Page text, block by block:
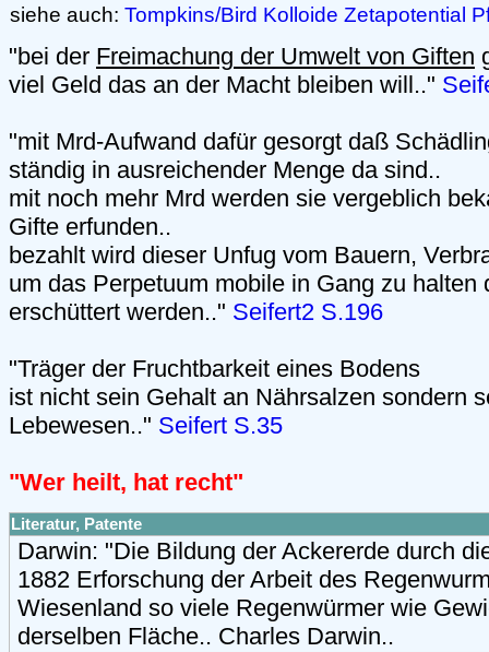
siehe auch: Tompkins/Bird Kolloide Zetapotential
"bei der Freimachung der Umwelt von Giften
viel Geld das an der Macht bleiben will.."
"mit Mrd-Aufwand dafür gesorgt daß
ständig in ausreichender Menge da sind..
mit noch mehr Mrd werden sie vergeblich
Gifte erfunden..
bezahlt wird dieser Unfug vom Bauern,
um das Perpetuum mobile in Gang zu halten
erschüttert werden.." Seifert2 S.196
"Träger der Fruchtbarkeit eines Bodens
ist nicht sein Gehalt an Nährsalzen sondern
Lebewesen.." Seifert S.35
"Wer heilt, hat recht"
Literatur, Patente
Darwin: "Die Bildung der Ackererde durch
1882 Erforschung der Arbeit des
Wiesenland so viele Regenwürmer wie
derselben Fläche.. Charles Darwin..